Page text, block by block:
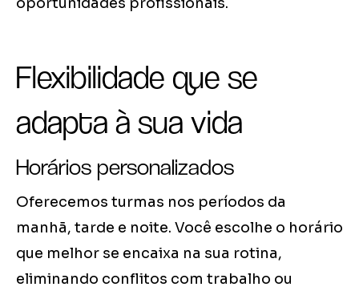
Flexibilidade que se
adapta à sua vida
Horários personalizados
Oferecemos turmas nos períodos da
manhã, tarde e noite. Você escolhe o horário
que melhor se encaixa na sua rotina,
eliminando conflitos com trabalho ou